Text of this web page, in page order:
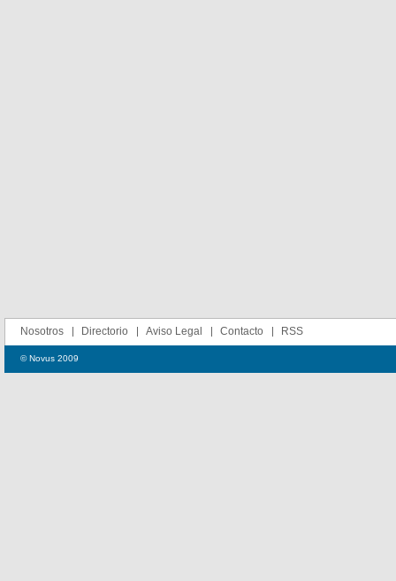
Nosotros Directorio Aviso Legal Contacto RSS
© Novus 2009